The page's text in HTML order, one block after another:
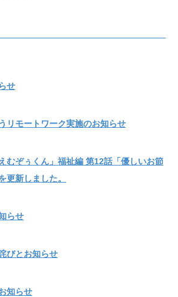
せ
リモートワーク実施のお知らせ
むぞぅくん」福祉編 第12話「優しいお節
新しました。
らせ
びとお知らせ
知らせ